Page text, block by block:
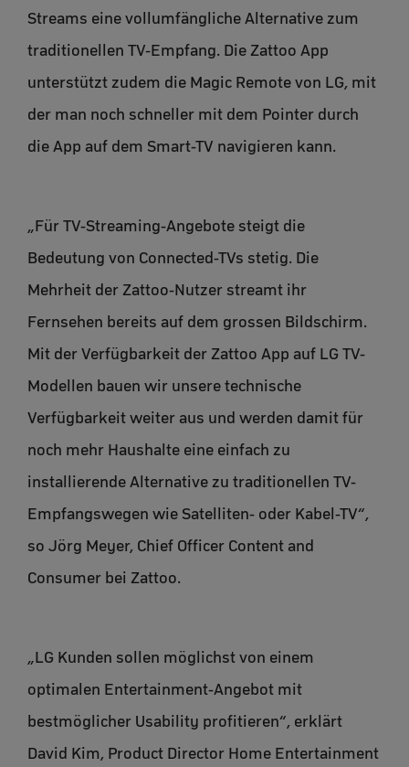
Streams eine vollumfängliche Alternative zum
traditionellen TV-Empfang. Die Zattoo App
unterstützt zudem die Magic Remote von LG, mit
der man noch schneller mit dem Pointer durch
die App auf dem Smart-TV navigieren kann.
„Für TV-Streaming-Angebote steigt die
Bedeutung von Connected-TVs stetig. Die
Mehrheit der Zattoo-Nutzer streamt ihr
Fernsehen bereits auf dem grossen Bildschirm.
Mit der Verfügbarkeit der Zattoo App auf LG TV-
Modellen bauen wir unsere technische
Verfügbarkeit weiter aus und werden damit für
noch mehr Haushalte eine einfach zu
installierende Alternative zu traditionellen TV-
Empfangswegen wie Satelliten- oder Kabel-TV“,
so Jörg Meyer, Chief Officer Content and
Consumer bei Zattoo.
„LG Kunden sollen möglichst von einem
optimalen Entertainment-Angebot mit
bestmöglicher Usability profitieren“, erklärt
David Kim, Product Director Home Entertainment